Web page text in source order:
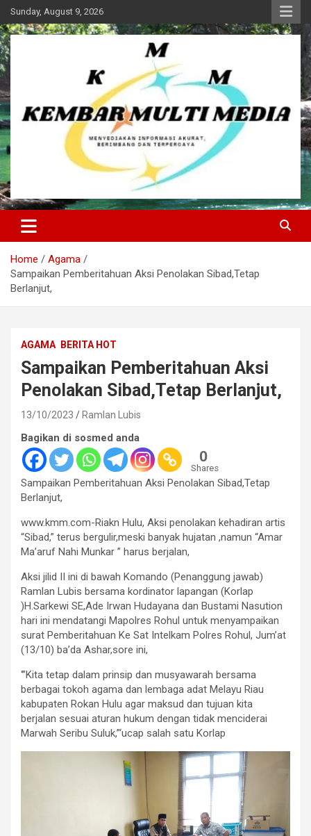
Skip
to
content
Sunday, August 9, 2026
Kembar Multi Media
Home
Agama
Sampaikan Pemberitahuan Aksi Penolakan Sibad,Tetap
Berlanjut,
AGAMA BERITA HOT
Sampaikan Pemberitahuan Aksi
Penolakan Sibad,Tetap Berlanjut,
13/10/2023 Ramlan Lubis
Bagikan di sosmed anda
0
Shares
Sampaikan Pemberitahuan Aksi Penolakan Sibad,Tetap
Berlanjut,
www.kmm.com-Riakn Hulu, Aksi penolakan kehadiran artis
“Sibad,” terus bergulir,meski banyak hujatan ,namun “Amar
Ma’aruf Nahi Munkar ” harus berjalan,
Aksi jilid II ini di bawah Komando (Penanggung jawab)
Ramlan Lubis bersama kordinator lapangan (Korlap
)H.Sarkewi SE,Ade Irwan Hudayana dan Bustami Nasution
hari ini mendatangi Mapolres Rohul untuk menyampaikan
surat Pemberitahuan Ke Sat Intelkam Polres Rohul, Jum’at
(13/10) ba’da Ashar,sore ini,
‘”Kita tetap dalam prinsip dan musyawarah bersama
berbagai tokoh agama dan lembaga adat Melayu Riau
kabupaten Rokan Hulu agar maksud dan tujuan kita
berjalan sesuai aturan hukum dengan tidak menciderai
Marwah Seribu Suluk,”‘ucap salah satu Korlap